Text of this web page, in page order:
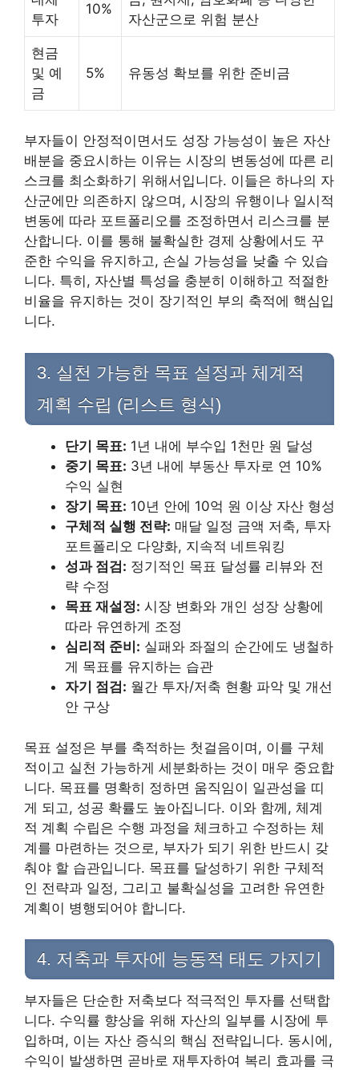
투자
10%
자산군으로 위험 분산
현금
및 예
금
5% 유동성 확보를 위한 준비금
부자들이 안정적이면서도 성장 가능성이 높은 자산
배분을 중요시하는 이유는 시장의 변동성에 따른 리
스크를 최소화하기 위해서입니다. 이들은 하나의 자
산군에만 의존하지 않으며, 시장의 유행이나 일시적
변동에 따라 포트폴리오를 조정하면서 리스크를 분
산합니다. 이를 통해 불확실한 경제 상황에서도 꾸
준한 수익을 유지하고, 손실 가능성을 낮출 수 있습
니다. 특히, 자산별 특성을 충분히 이해하고 적절한
비율을 유지하는 것이 장기적인 부의 축적에 핵심입
니다.
3. 실천 가능한 목표 설정과 체계적
계획 수립 (리스트 형식)
단기 목표: 1년 내에 부수입 1천만 원 달성
중기 목표: 3년 내에 부동산 투자로 연 10%
수익 실현
장기 목표: 10년 안에 10억 원 이상 자산 형성
구체적 실행 전략: 매달 일정 금액 저축, 투자
포트폴리오 다양화, 지속적 네트워킹
성과 점검: 정기적인 목표 달성률 리뷰와 전
략 수정
목표 재설정: 시장 변화와 개인 성장 상황에
따라 유연하게 조정
심리적 준비: 실패와 좌절의 순간에도 냉철하
게 목표를 유지하는 습관
자기 점검: 월간 투자/저축 현황 파악 및 개선
안 구상
목표 설정은 부를 축적하는 첫걸음이며, 이를 구체
적이고 실천 가능하게 세분화하는 것이 매우 중요합
니다. 목표를 명확히 정하면 움직임이 일관성을 띠
게 되고, 성공 확률도 높아집니다. 이와 함께, 체계
적 계획 수립은 수행 과정을 체크하고 수정하는 체
계를 마련하는 것으로, 부자가 되기 위한 반드시 갖
춰야 할 습관입니다. 목표를 달성하기 위한 구체적
인 전략과 일정, 그리고 불확실성을 고려한 유연한
계획이 병행되어야 합니다.
4. 저축과 투자에 능동적 태도 가지기
부자들은 단순한 저축보다 적극적인 투자를 선택합
니다. 수익률 향상을 위해 자산의 일부를 시장에 투
입하며, 이는 자산 증식의 핵심 전략입니다. 동시에,
수익이 발생하면 곧바로 재투자하여 복리 효과를 극